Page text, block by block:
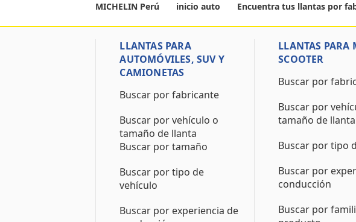
MICHELIN Perú inicio auto Encuentra tus llantas por
LLANTAS PARA
AUTOMÓVILES, SUV Y
CAMIONETAS
Buscar por fabricante
Buscar por vehículo o
tamaño de llanta
Buscar por tamaño
Buscar por tipo de
vehículo
Buscar por experiencia de
LLANTAS PARA
SCOOTER
Buscar por
Buscar por
tamaño de llanta
Buscar por tipo
Buscar por
conducción
Buscar por